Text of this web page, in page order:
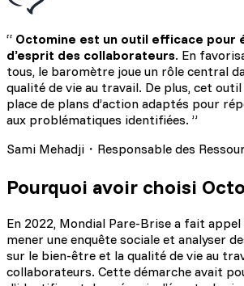
“ Octomine est un outil efficace pour
d’esprit des collaborateurs. En
tous, le baromètre joue un rôle central
qualité de vie au travail. De plus, cet
place de plans d’action adaptés pour
aux problématiques identifiées. ”
Sami Mehadji・Responsable des
Pourquoi avoir choisi
En 2022, Mondial Pare-Brise a fait
mener une enquête sociale et analyser
sur le bien-être et la qualité de vie au
collaborateurs. Cette démarche avait